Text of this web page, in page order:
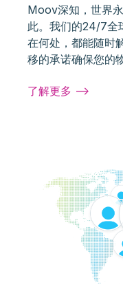
Moov深知，世界
此。我们的24/7全
在何处，都能随时
移的承诺确保您的
了解更多 -->